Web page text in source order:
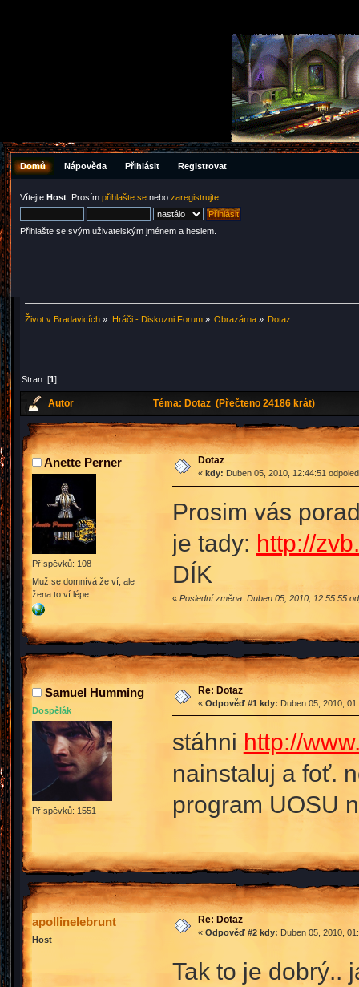
Domů Nápověda Přihlásit Registrovat
Vítejte Host . Prosím přihlašte se nebo zaregistrujte
Přihlašte se svým uživatelským jménem a heslem.
Život v Bradavicích » Hráči - Diskuzni Forum» Obrazárna» Dotaz
Stran: [1]
Autor Téma: Dotaz (Přečteno 24186 krát)
Anette Perner
Příspěvků: 108
Muž se domnívá že ví, ale
žena to ví lépe.
Dotaz
« kdy: Duben 05, 2010, 12:44:51
Prosim vás
je tady: http://
DÍK
« Poslední změna: Duben 05, 2010, 12:55:55
Samuel Humming
Dospělák
Příspěvků: 1551
Re: Dotaz
« Odpověď #1 kdy: Duben 05, 2010,
stáhni http://
nainstaluj a foť.
program UOSU
apollinelebrunt
Host
Re: Dotaz
« Odpověď #2 kdy: Duben 05, 2010,
Tak to je dobrý..